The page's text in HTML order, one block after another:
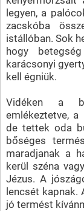
legyen, a
zacskóba
istállóban. Sok
hogy
karácsonyi
kell égniük.
Vidéken a
emlékeztetve,
de tettek oda
bőséges
maradjanak a
kerül széna
Jézus. A
lencsét kapnak.
jó termést